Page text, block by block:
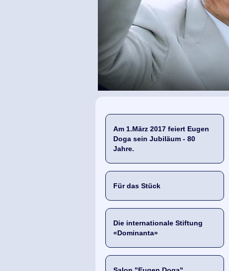
Am 1.März 2017 feiert Eugen
Doga sein Jubiläum - 80
Jahre.
Für das Stück
Die internationale Stiftung
«Dominanta»